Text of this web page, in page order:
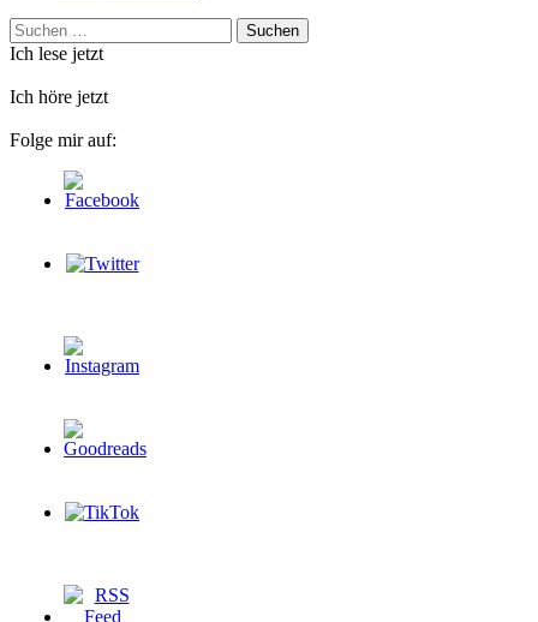
Suchen
nach:
Ich lese jetzt
Ich höre jetzt
Folge mir auf: